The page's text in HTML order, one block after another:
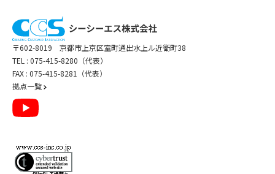
〒602-8019 京都市上京区室町通出水上ル近衛町38
TEL : 075-415-8280（代表）
FAX : 075-415-8281（代表）
拠点一覧